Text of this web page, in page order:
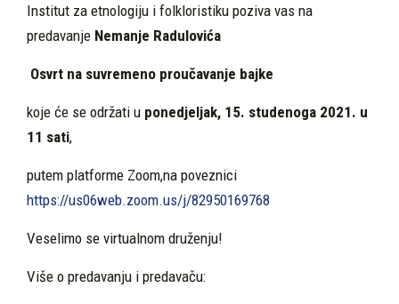
Institut za etnologiju i folkloristiku poziva vas na
predavanje Nemanje Radulovića
Osvrt na suvremeno proučavanje bajke
koje će se održati u ponedjeljak, 15. studenoga 2021. u
11 sati,
putem platforme Zoom,na poveznici
https://us06web.zoom.us/j/82950169768
Veselimo se virtualnom druženju!
Više o predavanju i predavaču: